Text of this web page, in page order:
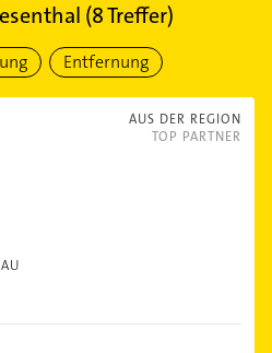
(8Treffer)
Entfernung
AUS DER REGION
TOP PARTNER